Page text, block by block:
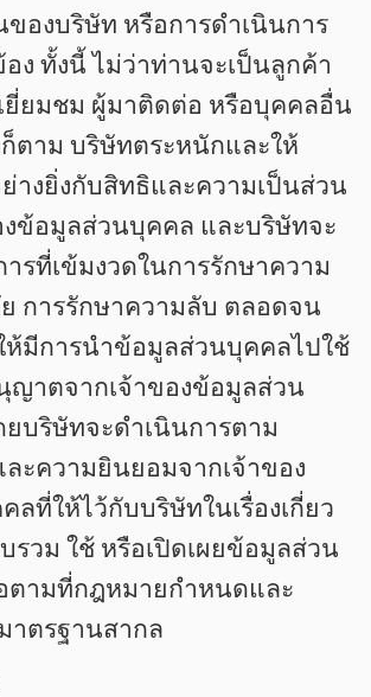
องบริษัท หรือการดำเนินการ
ง ทั้งนี้ ไม่ว่าท่านจะเป็นลูกค้า
ยี่ยมชม ผู้มาติดต่อ หรือบุคคลอื่น
ตาม บริษัทตระหนักและให้
างยิ่งกับสิทธิและความเป็นส่วน
งข้อมูลส่วนบุคคล และบริษัทจะ
รที่เข้มงวดในการรักษาความ
การรักษาความลับ ตลอดจน
ห้มีการนำข้อมูลส่วนบุคคลไปใช้
ญาตจากเจ้าของข้อมูลส่วน
บริษัทจะดำเนินการตาม
ะความยินยอมจากเจ้าของ
ที่ให้ไว้กับบริษัทในเรื่องเกี่ยว
รวม ใช้ หรือเปิดเผยข้อมูลส่วน
ตามที่กฎหมายกำหนดและ
าตรฐานสากล